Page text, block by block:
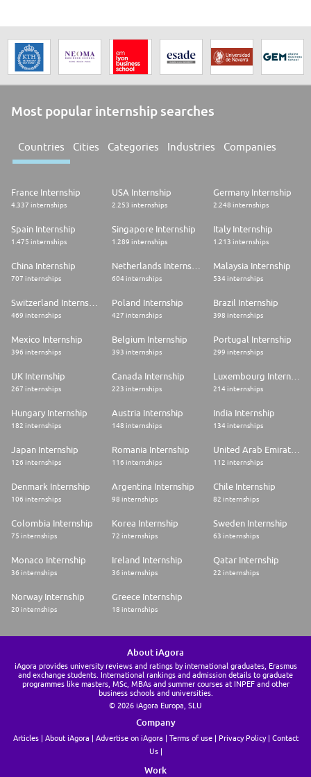
Most popular internship searches
Countries Cities Categories Industries Companies
France Internship
4.337 internships
USA Internship
2.253 internships
Germany Internship
2.248 internships
Spain Internship
1.475 internships
Singapore Internship
1.289 internships
Italy Internship
1.213 internships
China Internship
707 internships 604 internships
Malaysia Internship
534 internships
469 internships
Poland Internship
427 internships
Brazil Internship
398 internships
Mexico Internship
396 internships
Belgium Internship
393 internships
Portugal Internship
299 internships
UK Internship
267 internships
Canada Internship
223 internships
Luxembourg Internship
214 internships
Hungary Internship
182 internships
Austria Internship
148 internships
India Internship
134 internships
Japan Internship
126 internships
Romania Internship
116 internships
United Arab Emirates Internship
112 internships
Denmark Internship
106 internships
Argentina Internship
98 internships
Chile Internship
82 internships
Colombia Internship
75 internships
Korea Internship
72 internships
Sweden Internship
63 internships
Monaco Internship
36 internships
Ireland Internship
36 internships
Qatar Internship
22 internships
Norway Internship
20 internships
Greece Internship
18 internships
About iAgora
iAgora provides university reviews and ratings by international graduates, Erasmus
and exchange students. International rankings and admission details to graduate
programmes like masters, MSc, MBAs and summer courses at INPEF and other
business schools and universities.
© 2026 iAgora Europa, SLU
Company
Articles About iAgora Advertise on iAgora Terms of use Privacy Policy
Contact
Us
Work